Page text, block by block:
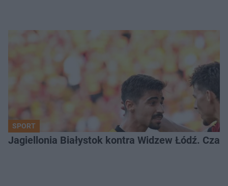
SPORT
Jagiellonia Białystok kontra Widzew Łódź.